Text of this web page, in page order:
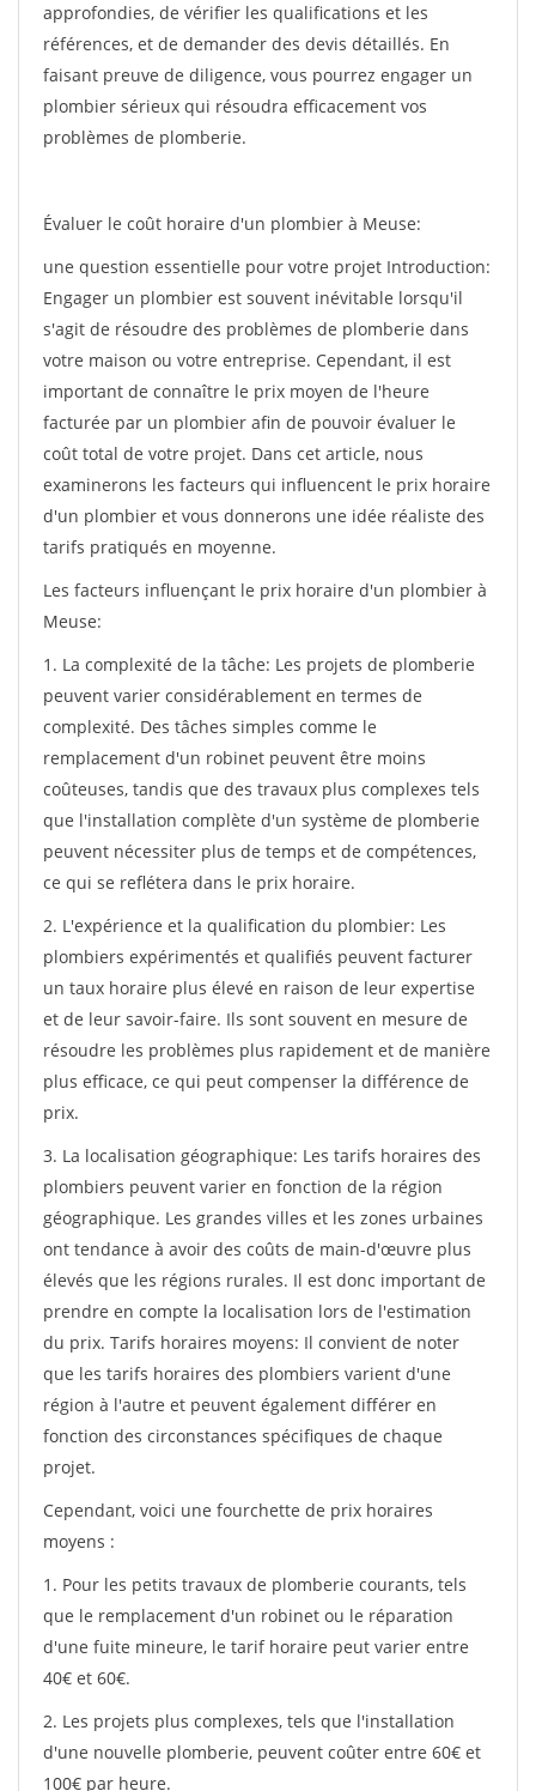
approfondies, de vérifier les qualifications et les
références, et de demander des devis détaillés. En
faisant preuve de diligence, vous pourrez engager un
plombier sérieux qui résoudra efficacement vos
problèmes de plomberie.
Évaluer le coût horaire d'un plombier à Meuse:
une question essentielle pour votre projet Introduction:
Engager un plombier est souvent inévitable lorsqu'il
s'agit de résoudre des problèmes de plomberie dans
votre maison ou votre entreprise. Cependant, il est
important de connaître le prix moyen de l'heure
facturée par un plombier afin de pouvoir évaluer le
coût total de votre projet. Dans cet article, nous
examinerons les facteurs qui influencent le prix horaire
d'un plombier et vous donnerons une idée réaliste des
tarifs pratiqués en moyenne.
Les facteurs influençant le prix horaire d'un plombier à
Meuse:
1. La complexité de la tâche: Les projets de plomberie
peuvent varier considérablement en termes de
complexité. Des tâches simples comme le
remplacement d'un robinet peuvent être moins
coûteuses, tandis que des travaux plus complexes tels
que l'installation complète d'un système de plomberie
peuvent nécessiter plus de temps et de compétences,
ce qui se reflétera dans le prix horaire.
2. L'expérience et la qualification du plombier: Les
plombiers expérimentés et qualifiés peuvent facturer
un taux horaire plus élevé en raison de leur expertise
et de leur savoir-faire. Ils sont souvent en mesure de
résoudre les problèmes plus rapidement et de manière
plus efficace, ce qui peut compenser la différence de
prix.
3. La localisation géographique: Les tarifs horaires des
plombiers peuvent varier en fonction de la région
géographique. Les grandes villes et les zones urbaines
ont tendance à avoir des coûts de main-d'œuvre plus
élevés que les régions rurales. Il est donc important de
prendre en compte la localisation lors de l'estimation
du prix. Tarifs horaires moyens: Il convient de noter
que les tarifs horaires des plombiers varient d'une
région à l'autre et peuvent également différer en
fonction des circonstances spécifiques de chaque
projet.
Cependant, voici une fourchette de prix horaires
moyens :
1. Pour les petits travaux de plomberie courants, tels
que le remplacement d'un robinet ou le réparation
d'une fuite mineure, le tarif horaire peut varier entre
40€ et 60€.
2. Les projets plus complexes, tels que l'installation
d'une nouvelle plomberie, peuvent coûter entre 60€ et
100€ par heure.